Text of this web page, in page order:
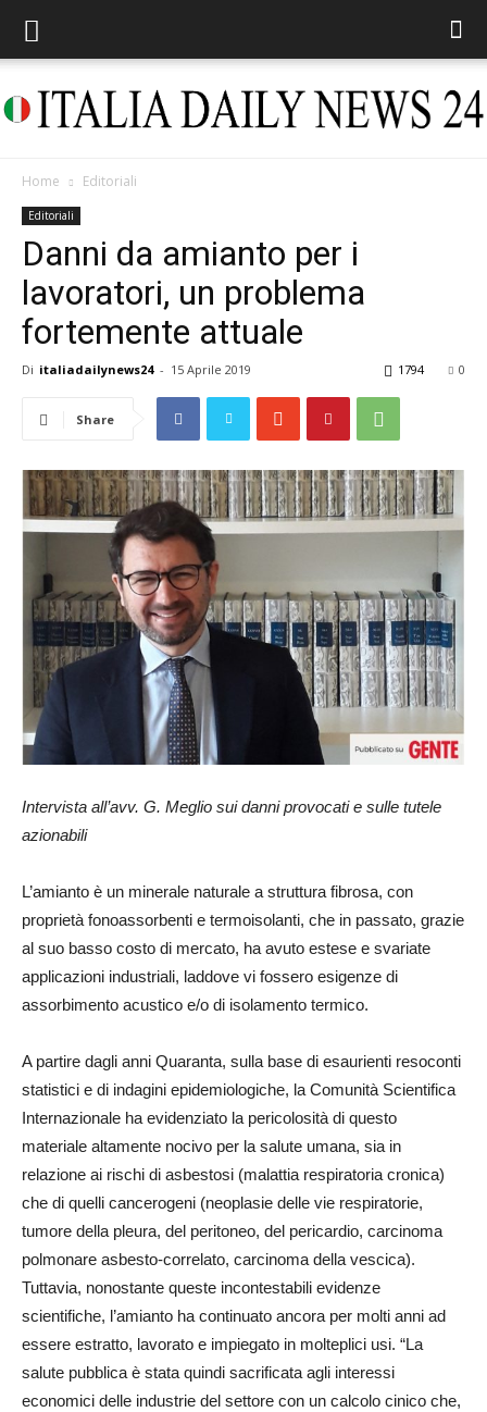
Daily
News
24
Home Editoriali
Editoriali
Danni da amianto per i
lavoratori, un problema
fortemente attuale
Di italiadailynews24 - 15 Aprile 2019 0
1794
Share
Intervista all’avv. G. Meglio sui danni provocati e sulle tutele
azionabili
L’amianto è un minerale naturale a struttura fibrosa, con
proprietà fonoassorbenti e termoisolanti, che in passato, grazie
al suo basso costo di mercato, ha avuto estese e svariate
applicazioni industriali, laddove vi fossero esigenze di
assorbimento acustico e/o di isolamento termico.
A partire dagli anni Quaranta, sulla base di esaurienti resoconti
statistici e di indagini epidemiologiche, la Comunità Scientifica
Internazionale ha evidenziato la pericolosità di questo
materiale altamente nocivo per la salute umana, sia in
relazione ai rischi di asbestosi (malattia respiratoria cronica)
che di quelli cancerogeni (neoplasie delle vie respiratorie,
tumore della pleura, del peritoneo, del pericardio, carcinoma
polmonare asbesto-correlato, carcinoma della vescica).
Tuttavia, nonostante queste incontestabili evidenze
scientifiche, l’amianto ha continuato ancora per molti anni ad
essere estratto, lavorato e impiegato in molteplici usi. “La
salute pubblica è stata quindi sacrificata agli interessi
economici delle industrie del settore con un calcolo cinico che,